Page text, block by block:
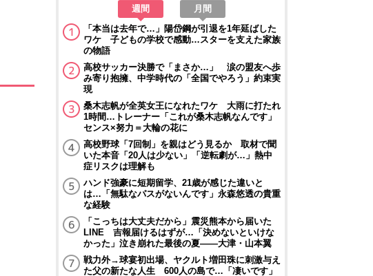
週間
月間
「本当は去年で…」陽岱鋼が引退を1年延ばした
ワケ 子どもの学校で感動…スターを支えた家族
の物語
高校サッカー決勝で「まさか…」 涙の盟友へ歩
み寄り抱擁、中学時代の「全国でやろう」約束実
現
桑木志帆が全英女王になれたワケ 大雨に打たれ
1時間…トレーナー「これが桑木志帆なんです」
センス×努力＝大輪の花に
高校野球「7回制」を親はどう見るか 取材で聞
いた本音「20人は少ない」「逆転劇が…」熱中
症リスクは理解も
ハンド強豪に短期留学、21歳が感じた違いと
は…「無駄なパスがないんです」永森悠透の貴重
な経験
「こっちは大丈夫だから」震災熊本から届いた
LINE 吉報届けるはずが…「決めないといけな
かった」泣き崩れた最後の夏――大津・山本翼
戦力外→球宴初出場、ヤクルト増田珠に刺激与え
た父の新たな人生 600人の島で…「凄いです」